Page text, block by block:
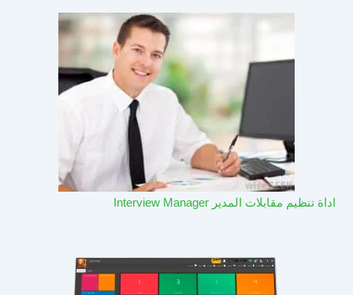
اداة تنظيم مقابلات المدير Interview Manager